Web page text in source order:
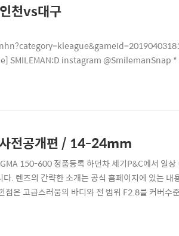
천vs대구
SMILEMAN:D instagram @SmilemanSnap *
적으로 사용할 경우 민, 형사상 책임이 따를 수 있
전공개편 / 14-24mm
150-600 정품등록 하던차 세기P&C에서 일상
. 렌즈의 간략한 소개는 공식 홈페이지에 있는 내
은 고급스러움의 바디와 전 범위 F2.8를 커버수
F2.8 DG HSM 렌즈 촬영 BGM : Phum